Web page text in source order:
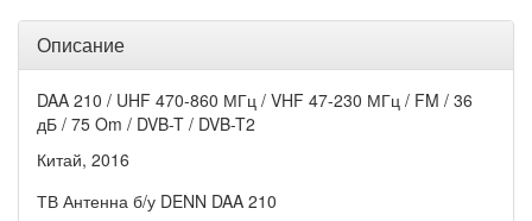
Описание
DAA 210 / UHF 470-860 МГц / VHF 47-230 МГц / FM / 36
дБ / 75 Om / DVB-T / DVB-T2
Китай, 2016
ТВ Антенна б/у DENN DAA 210